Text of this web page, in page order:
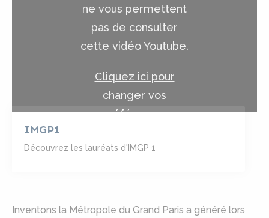
ne vous permettent
pas de consulter
cette vidéo Youtube.
Cliquez ici pour
changer vos
préférences
IMGP1
Découvrez les lauréats d'IMGP 1
Inventons la Métropole du Grand Paris a généré lors